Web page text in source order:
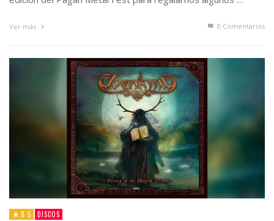
Ver más 0 Comentarios
8.5 DISCOS